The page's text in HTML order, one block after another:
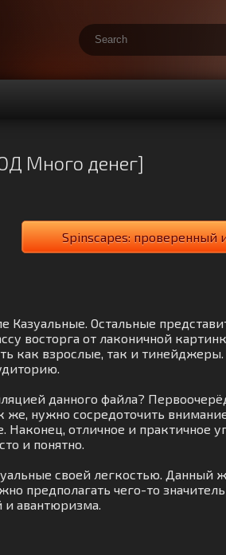
Много денег]
Spinscapes: проверенный
Казуальные. Остальные
восторга от лаконичной
как взрослые, так и
данного файла?
же, нужно сосредоточить
отличное и
и понятно.
своей легкостью.
предполагать чего-то
и авантюризма.